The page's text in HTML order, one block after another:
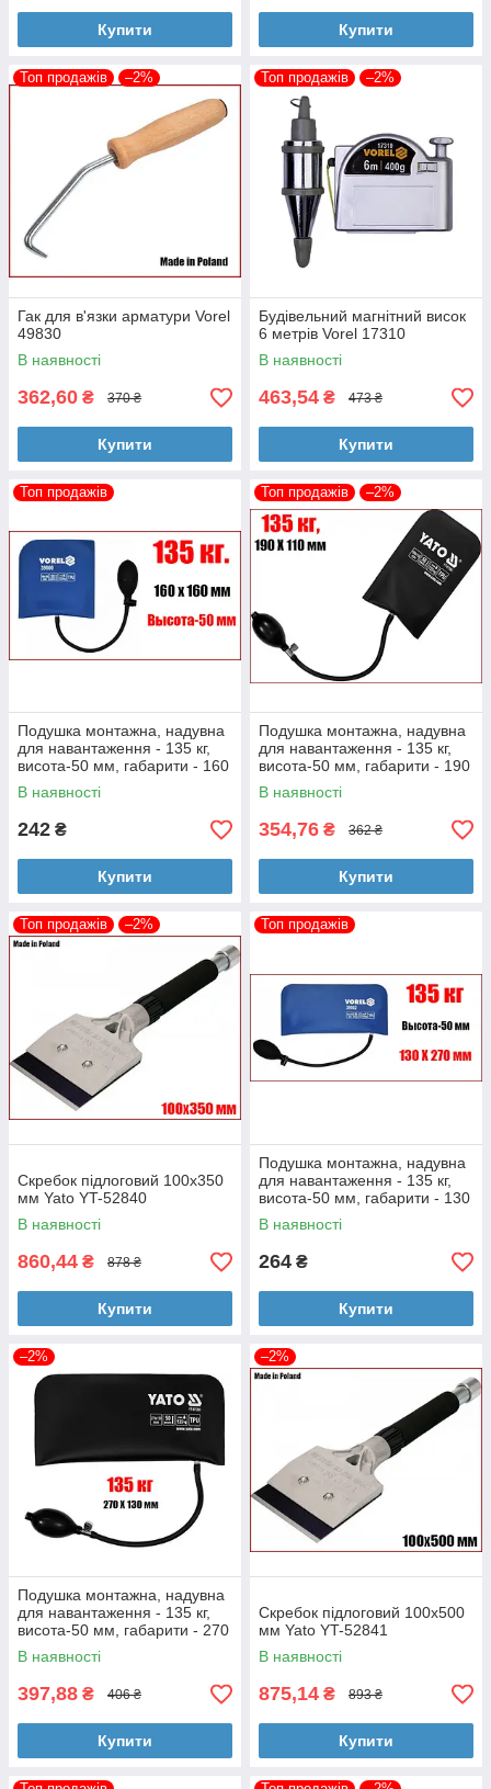
Купити Купити
Топ продажів –2%
Гак для в'язки арматури Vorel
49830
В наявності
362,60 ₴ 370 ₴
Купити
Топ продажів –2%
Будівельний магнітний висок
6 метрів Vorel 17310
В наявності
463,54 ₴ 473 ₴
Купити
Топ продажів
Подушка монтажна, надувна
для навантаження - 135 кг,
висота-50 мм, габарити - 160
х 160 мм Vorel 39000
В наявності
242 ₴
Купити
Топ продажів –2%
Подушка монтажна, надувна
для навантаження - 135 кг,
висота-50 мм, габарити - 190
Х 110 мм Yato YT-67382
В наявності
354,76 ₴ 362 ₴
Купити
Топ продажів –2%
Скребок підлоговий 100х350
мм Yato YT-52840
В наявності
860,44 ₴ 878 ₴
Купити
Топ продажів
Подушка монтажна, надувна
для навантаження - 135 кг,
висота-50 мм, габарити - 130
Х 270 мм Vorel 39002
В наявності
264 ₴
Купити
–2%
Подушка монтажна, надувна
для навантаження - 135 кг,
висота-50 мм, габарити - 270
Х 130 мм Yato YT-67383
В наявності
397,88 ₴ 406 ₴
Купити
–2%
Скребок підлоговий 100х500
мм Yato YT-52841
В наявності
875,14 ₴ 893 ₴
Купити